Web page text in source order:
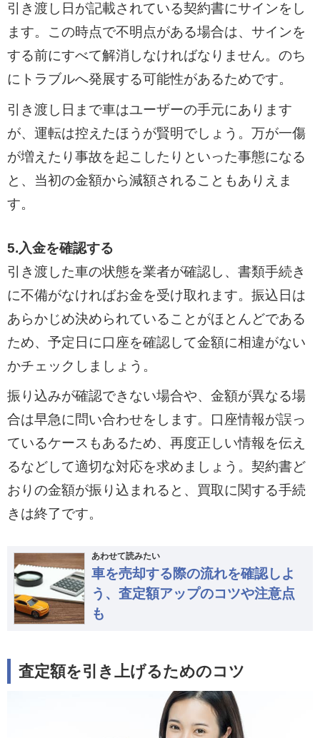
引き渡し日が記載されている契約書にサインをし
ます。この時点で不明点がある場合は、サインを
する前にすべて解消しなければなりません。のち
にトラブルへ発展する可能性があるためです。
引き渡し日まで車はユーザーの手元にあります
が、運転は控えたほうが賢明でしょう。万が一傷
が増えたり事故を起こしたりといった事態になる
と、当初の金額から減額されることもありえま
す。
5.入金を確認する
引き渡した車の状態を業者が確認し、書類手続き
に不備がなければお金を受け取れます。振込日は
あらかじめ決められていることがほとんどである
ため、予定日に口座を確認して金額に相違がない
かチェックしましょう。
振り込みが確認できない場合や、金額が異なる場
合は早急に問い合わせをします。口座情報が誤っ
ているケースもあるため、再度正しい情報を伝え
るなどして適切な対応を求めましょう。契約書ど
おりの金額が振り込まれると、買取に関する手続
きは終了です。
あわせて読みたい
車を売却する際の流れを確認しよ
う、査定額アップのコツや注意点
も
査定額を引き上げるためのコツ